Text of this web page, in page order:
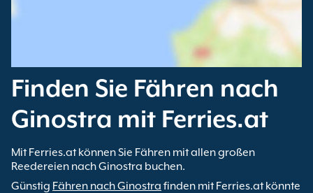
Finden Sie Fähren nach
Ginostra mit Ferries.at
Mit Ferries.at können Sie Fähren mit allen großen
Reedereien nach Ginostra buchen.
Günstig Fähren nach Ginostra finden mit Ferries.at könnte